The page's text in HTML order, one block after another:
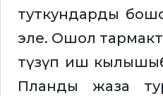
туткундарды
эле. Ошол
түзүп иш
Планды жаза